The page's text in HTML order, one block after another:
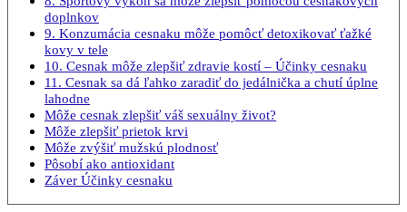
doplnkov
9. Konzumácia cesnaku môže pomôcť detoxikovať ťažké
kovy v tele
10. Cesnak môže zlepšiť zdravie kostí – Účinky cesnaku
11. Cesnak sa dá ľahko zaradiť do jedálnička a chutí úplne
lahodne
Môže cesnak zlepšiť váš sexuálny život?
Môže zlepšiť prietok krvi
Môže zvýšiť mužskú plodnosť
Pôsobí ako antioxidant
Záver Účinky cesnaku